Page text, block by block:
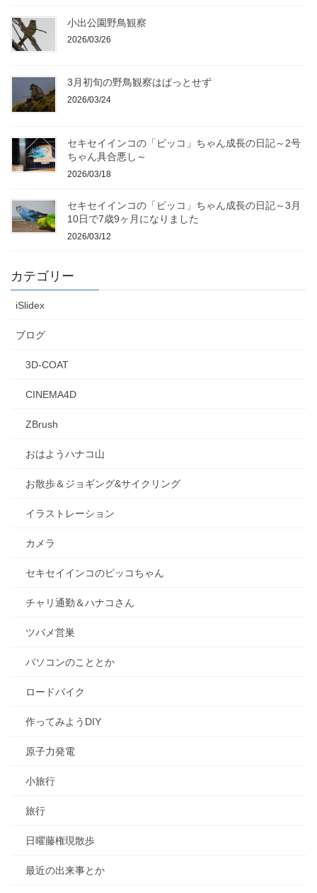
小出公園野鳥観察
2026/03/26
3月初旬の野鳥観察はぱっとせず
2026/03/24
セキセイインコの「ピッコ」ちゃん成長の日記～2号
ちゃん具合悪し～
2026/03/18
セキセイインコの「ピッコ」ちゃん成長の日記～3月
10日で7歳9ヶ月になりました
2026/03/12
カテゴリー
iSlidex
ブログ
3D-COAT
CINEMA4D
ZBrush
おはようハナコ山
お散歩＆ジョギング&サイクリング
イラストレーション
カメラ
セキセイインコのピッコちゃん
チャリ通勤＆ハナコさん
ツバメ営巣
パソコンのこととか
ロードバイク
作ってみようDIY
原子力発電
小旅行
旅行
日曜藤権現散歩
最近の出来事とか